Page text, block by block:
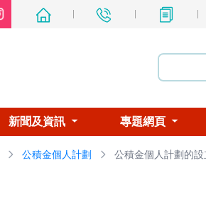
新聞及資訊 專題網頁
公積金個人計劃 公積金個人計劃的設